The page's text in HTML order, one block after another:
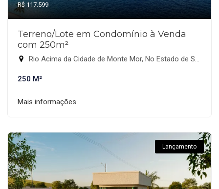
R$ 117.599
Terreno/Lote em Condomínio à Venda
com 250m²
Rio Acima da Cidade de Monte Mor, No Estado de São Paulo., Monte Mor-SP
250 M²
Mais informações
Lançamento